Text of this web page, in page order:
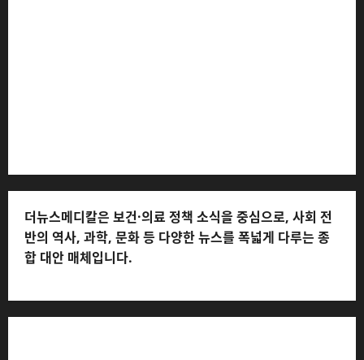
더뉴스메디칼은 보건·의료 정책 소식을 중심으로, 사회 전
반의 역사, 과학, 문화 등 다양한 뉴스를 폭넓게 다루는 종
합 대안 매체입니다.